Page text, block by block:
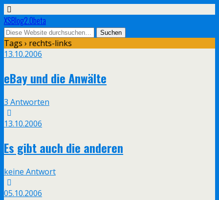
XSBlog2.0beta
Tags › rechts-links
13.10.2006
eBay und die Anwälte
3 Antworten
13.10.2006
Es gibt auch die anderen
keine Antwort
05.10.2006